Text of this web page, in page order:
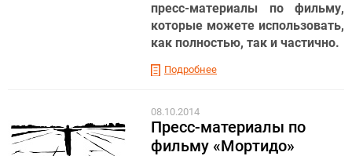
пресс-материалы по фильму,
которые можете использовать,
как полностью, так и частично.
Подробнее
08.10.2014
Пресс-материалы по
фильму «Мортидо»